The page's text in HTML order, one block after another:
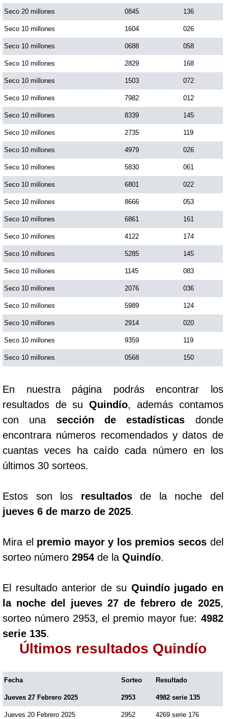
Saman de la suerte
Sinuano Día
Sinuano Noche
Super Chontico Noche
Seco 20 millones 0845 136
Seco 10 millones 1604 026
Seco 10 millones 0688 058
Seco 10 millones 2829 168
Seco 10 millones 1503 072
Seco 10 millones 7982 012
Seco 10 millones 8339 145
Seco 10 millones 2735 119
Seco 10 millones 4979 026
Seco 10 millones 5830 061
Seco 10 millones 6801 022
Seco 10 millones 8666 053
Seco 10 millones 6861 161
Seco 10 millones 4122 174
Seco 10 millones 5285 145
Seco 10 millones 1145 083
Seco 10 millones 2076 036
Seco 10 millones 5989 124
Seco 10 millones 2914 020
Seco 10 millones 9359 119
Seco 10 millones 0568 150
En nuestra página podrás encontrar los
resultados de suQuindío, además contamos
con una sección de estadísticas donde
encontrara números recomendados y datos de
cuantas veces ha caído cada número en los
últimos 30 sorteos.
Estos son los resultadosde la noche del
jueves 6 de marzo de 2025.
Mira el premio mayor y los premios secosdel
sorteo número 2954 de la Quindío.
El resultado anterior de su Quindío jugado en
la noche del jueves 27 de febrero de 2025,
sorteo número 2953, el premio mayor fue: 4982
serie 135.
Últimos resultados Quindío
Fecha Sorteo Resultado
Jueves 27 Febrero 2025 2953 4982 serie 135
Jueves 20 Febrero 2025 2952 4269 serie 176